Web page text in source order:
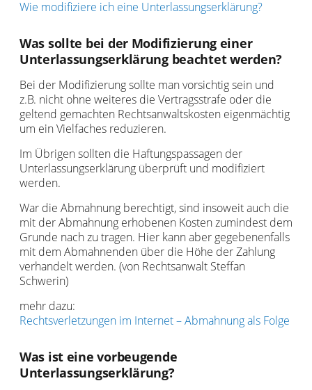
Wie modifiziere ich eine Unterlassungserklärung?
Was sollte bei der Modifizierung einer
Unterlassungserklärung beachtet werden?
Bei der Modifizierung sollte man vorsichtig sein und
z.B. nicht ohne weiteres die Vertragsstrafe oder die
geltend gemachten Rechtsanwaltskosten eigenmächtig
um ein Vielfaches reduzieren.
Im Übrigen sollten die Haftungspassagen der
Unterlassungserklärung überprüft und modifiziert
werden.
War die Abmahnung berechtigt, sind insoweit auch die
mit der Abmahnung erhobenen Kosten zumindest dem
Grunde nach zu tragen. Hier kann aber gegebenenfalls
mit dem Abmahnenden über die Höhe der Zahlung
verhandelt werden. (von Rechtsanwalt Steffan
Schwerin)
mehr dazu:
Rechtsverletzungen im Internet – Abmahnung als Folge
Was ist eine vorbeugende
Unterlassungserklärung?